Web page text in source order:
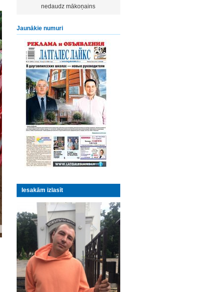
nedaudz mākoņains
Jaunākie numuri
Iesakām izlasīt